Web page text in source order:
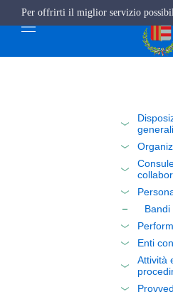
generali
Enti
Attività
Per offrirti il miglior servizio